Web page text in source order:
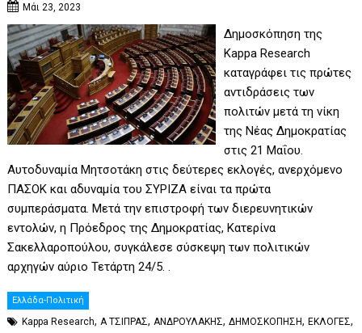
Μάι 23, 2023
Δημοσκόπηση της
Kappa Research
καταγράφει τις πρώτες
αντιδράσεις των
πολιτών μετά τη νίκη
της Νέας Δημοκρατίας
στις 21 Μαΐου.
Αυτοδυναμία Μητσοτάκη στις δεύτερες εκλογές, ανερχόμενο
ΠΑΣΟΚ και αδυναμία του ΣΥΡΙΖΑ είναι τα πρώτα
συμπεράσματα. Μετά την επιστροφή των διερευνητικών
εντολών, η Πρόεδρος της Δημοκρατίας, Κατερίνα
Σακελλαροπούλου, συγκάλεσε σύσκεψη των πολιτικών
αρχηγών αύριο Τετάρτη 24/5. .
Ελλάδα-Πολιτική
Kappa Research, Α ΤΣΙΠΡΑΣ, ΑΝΔΡΟΥΛΑΚΗΣ,ΔΗΜΟΣΚΟΠΗΣΗ,ΕΚΛΟΓΕΣ,